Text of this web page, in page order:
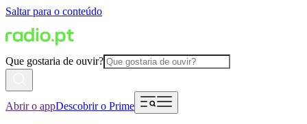
Saltar para o conteúdo
Que gostaria de ouvir?
Abrir o appDescobrir o Prime